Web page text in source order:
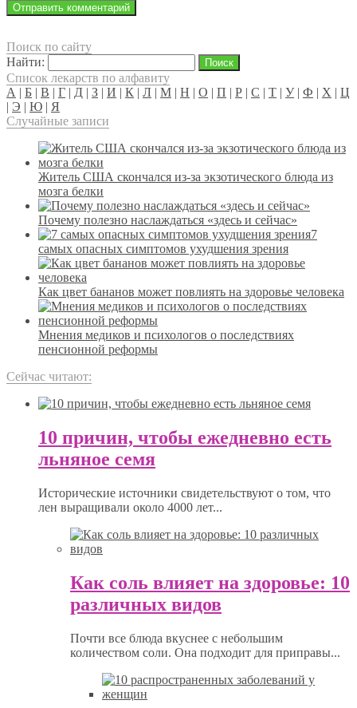
Поиск по сайту
Найти:
Список лекарств по алфавиту
А | Б | В | Г | Д | З | И | К | Л | М | Н | О | П | Р | С | Т | У| Ф | Х | Ц
| Э | Ю | Я
Случайные записи
Житель США скончался из-за экзотического блюда из
мозга белки
Почему полезно наслаждаться «здесь и сейчас»
7
самых опасных симптомов ухудшения зрения
Как цвет бананов может повлиять на здоровье человека
Мнения медиков и психологов о последствиях
пенсионной реформы
Сейчас читают:
10 причин, чтобы ежедневно есть
льняное семя
Исторические источники свидетельствуют о том, что
лен выращивали около 4000 лет...
Как соль влияет на здоровье: 10
различных видов
Почти все блюда вкуснее с небольшим
количеством соли. Она подходит для приправы...